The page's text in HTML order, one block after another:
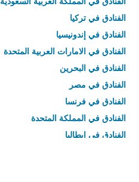
الفنادق في تركيا
الفنادق في إندونيسيا
الفنادق في الامارات العربية المتحدة
الفنادق في البحرين
الفنادق في مصر
الفنادق في فرنسا
الفنادق في المملكة المتحدة
الفنادق في إيطاليا